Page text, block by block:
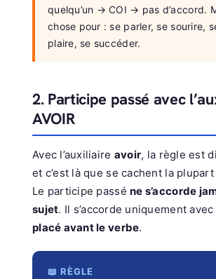
quelqu’un → COI → pas d’accord.
chose pour : se parler, se sourire,
plaire, se succéder.
2. Participe passé avec
AVOIR
Avec l’auxiliaire avoir, la règle est
et c’est là que se cachent la
Le participe passéne s’accorde
sujet. Il s’accorde uniquement avec
placé avant le verbe.
📖 RÈGLE